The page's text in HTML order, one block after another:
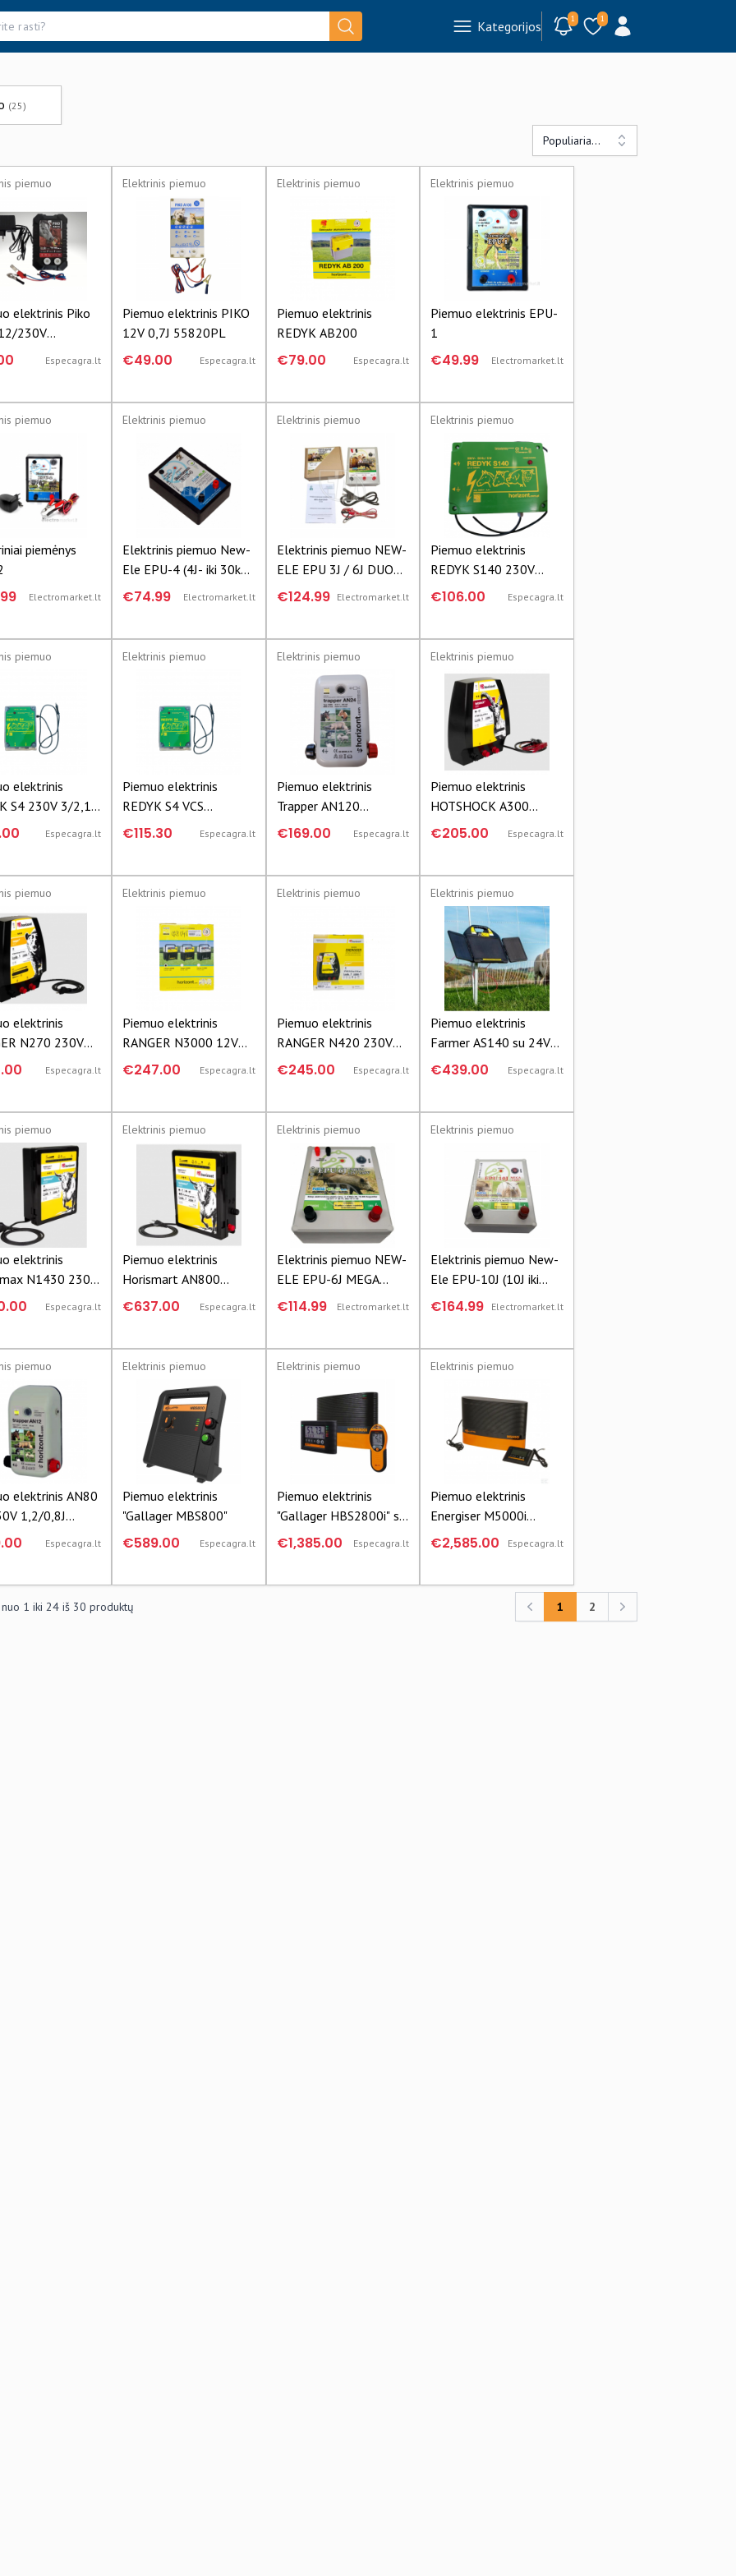
Kategorijos 1 1
(25)
Populiariausi
piemuo
elektrinis Piko
230V
Especagra.lt
Elektrinis piemuo
Piemuo elektrinis PIKO
12V 0,7J 55820PL
€49.00 Especagra.lt
Elektrinis piemuo
Piemuo elektrinis
REDYK AB200
€79.00 Especagra.lt
Elektrinis piemuo
Piemuo elektrinis EPU-
1
€49.99 Electromarket.lt
piemuo
piemėnys
Electromarket.lt
Elektrinis piemuo
Elektrinis piemuo New-
Ele EPU-4 (4J- iki 30km)
skirtas aptverti didelius
€74.99 Electromarket.lt
Elektrinis piemuo
Elektrinis piemuo NEW-
ELE EPU 3J / 6J DUO
12V / 230V (30km-
€124.99 Electromarket.lt
Elektrinis piemuo
Piemuo elektrinis
REDYK S140 230V
4,4/3J 10849
€106.00 Especagra.lt
piemuo
elektrinis
S4 230V 3/2,1J
Especagra.lt
Elektrinis piemuo
Piemuo elektrinis
REDYK S4 VCS
230V,3/2,1J 10566
€115.30 Especagra.lt
Elektrinis piemuo
Piemuo elektrinis
Trapper AN120
12/230V 2,4/1,2J
€169.00 Especagra.lt
Elektrinis piemuo
Piemuo elektrinis
HOTSHOCK A300
12V,4,2/3J 10613
€205.00 Especagra.lt
piemuo
elektrinis
N270 230V
10608Especagra.lt
Elektrinis piemuo
Piemuo elektrinis
RANGER N3000 12V
3/2,3J 10589
€247.00 Especagra.lt
Elektrinis piemuo
Piemuo elektrinis
RANGER N420 230V
6/4,2J 10742
€245.00 Especagra.lt
Elektrinis piemuo
Piemuo elektrinis
Farmer AS140 su 24V
saulės panele 12V,
€439.00 Especagra.lt
piemuo
elektrinis
N1430 230V
10748 Especagra.lt
Elektrinis piemuo
Piemuo elektrinis
Horismart AN800
12/230V 12/8J 10749
€637.00 Especagra.lt
Elektrinis piemuo
Elektrinis piemuo NEW-
ELE EPU-6J MEGA
230V (6.0J) Skirtas
€114.99 Electromarket.lt
Elektrinis piemuo
Elektrinis piemuo New-
Ele EPU-10J (10J iki
50km)
€164.99 Electromarket.lt
piemuo
elektrinis AN80
1,2/0,8J
Especagra.lt
Elektrinis piemuo
Piemuo elektrinis
"Gallager MBS800"
€589.00 Especagra.lt
Elektrinis piemuo
Piemuo elektrinis
"Gallager HBS2800i" su
pultu
€1,385.00 Especagra.lt
Elektrinis piemuo
Piemuo elektrinis
Energiser M5000i
379326GAL
€2,585.00 Especagra.lt
1 iki 24 iš 30 produktų
Previous
1 2
Previous